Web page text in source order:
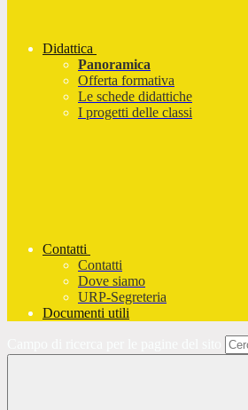
Didattica
Panoramica
Offerta formativa
Le schede didattiche
I progetti delle classi
Contatti
Contatti
Dove siamo
URP-Segreteria
Documenti utili